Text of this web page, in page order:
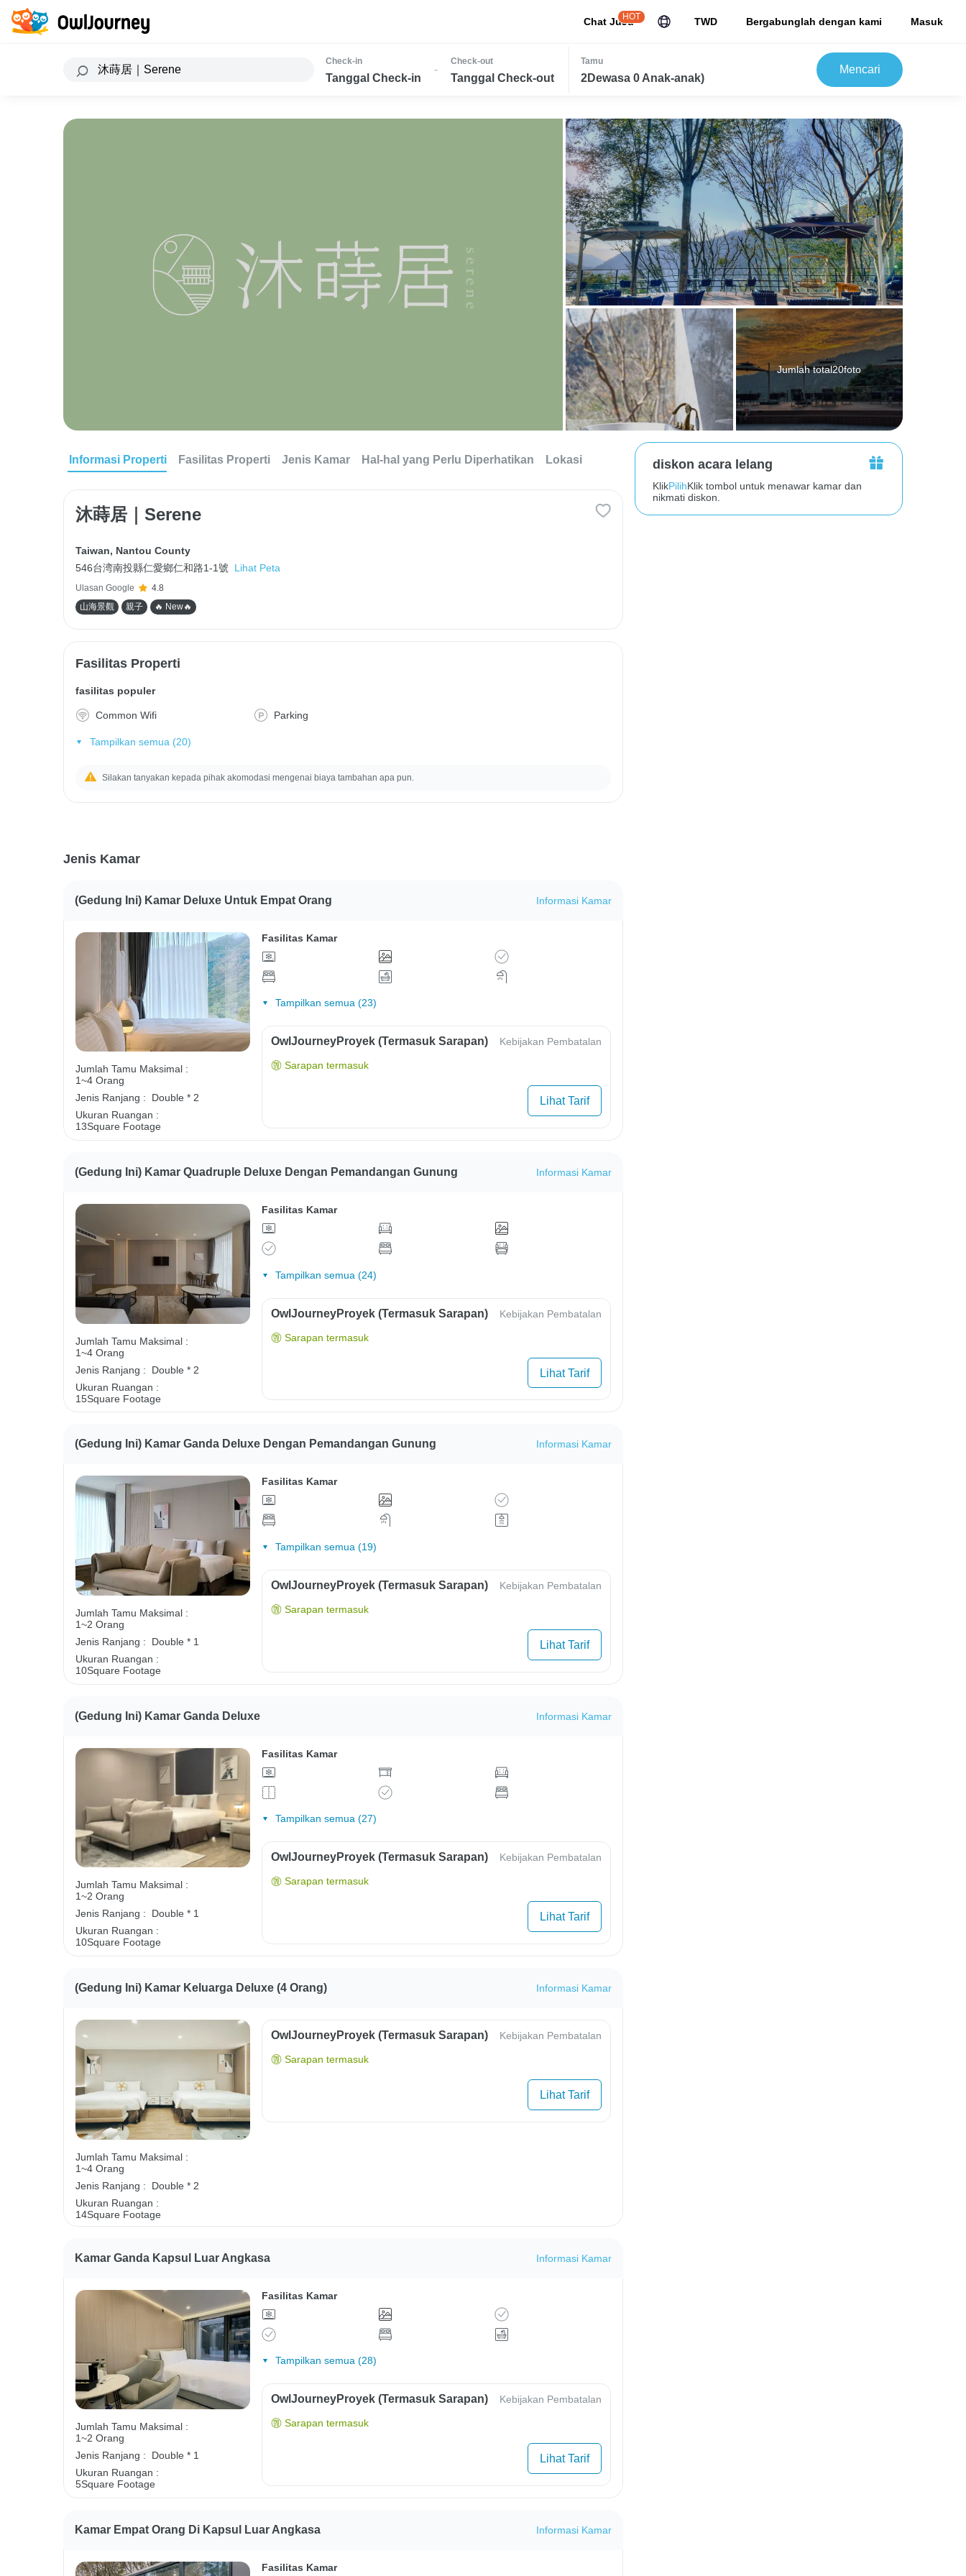
Chat JuJu
HOT TWD Bergabunglah dengan kami Masuk
Check-in
Tanggal Check-in
-
Check-out
Tanggal Check-out
Tamu
2Dewasa 0 Anak-anak)
Mencari
Jumlah total20foto
Informasi Properti Fasilitas Properti Jenis Kamar Hal-hal yang Perlu Diperhatikan Lokasi
沐蒔居｜Serene
Taiwan, Nantou County
546台湾南投縣仁愛鄉仁和路1-1號
Lihat Peta
Ulasan Google
4.8
山海景觀
親子 🔥 New🔥
Fasilitas Properti
fasilitas populer
Common Wifi Parking
Tampilkan semua (20)
Silakan tanyakan kepada pihak akomodasi mengenai biaya tambahan apa pun.
Jenis Kamar
(Gedung Ini) Kamar Deluxe Untuk Empat Orang Informasi Kamar
Jumlah Tamu Maksimal :
1~4 Orang
Jenis Ranjang :
Double * 2
Ukuran Ruangan :
13Square Footage
Fasilitas Kamar
Tampilkan semua (23)
OwlJourneyProyek (Termasuk Sarapan) Kebijakan Pembatalan
Sarapan termasuk
Lihat Tarif
(Gedung Ini) Kamar Quadruple Deluxe Dengan Pemandangan Gunung Informasi Kamar
Jumlah Tamu Maksimal :
1~4 Orang
Jenis Ranjang :
Double * 2
Ukuran Ruangan :
15Square Footage
Fasilitas Kamar
Tampilkan semua (24)
OwlJourneyProyek (Termasuk Sarapan) Kebijakan Pembatalan
Sarapan termasuk
Lihat Tarif
(Gedung Ini) Kamar Ganda Deluxe Dengan Pemandangan Gunung Informasi Kamar
Jumlah Tamu Maksimal :
1~2 Orang
Jenis Ranjang :
Double * 1
Ukuran Ruangan :
10Square Footage
Fasilitas Kamar
Tampilkan semua (19)
OwlJourneyProyek (Termasuk Sarapan) Kebijakan Pembatalan
Sarapan termasuk
Lihat Tarif
(Gedung Ini) Kamar Ganda Deluxe Informasi Kamar
Jumlah Tamu Maksimal :
1~2 Orang
Jenis Ranjang :
Double * 1
Ukuran Ruangan :
10Square Footage
Fasilitas Kamar
Tampilkan semua (27)
OwlJourneyProyek (Termasuk Sarapan) Kebijakan Pembatalan
Sarapan termasuk
Lihat Tarif
(Gedung Ini) Kamar Keluarga Deluxe (4 Orang) Informasi Kamar
Jumlah Tamu Maksimal :
1~4 Orang
Jenis Ranjang :
Double * 2
Ukuran Ruangan :
14Square Footage
OwlJourneyProyek (Termasuk Sarapan) Kebijakan Pembatalan
Sarapan termasuk
Lihat Tarif
Kamar Ganda Kapsul Luar Angkasa Informasi Kamar
Jumlah Tamu Maksimal :
1~2 Orang
Jenis Ranjang :
Double * 1
Ukuran Ruangan :
5Square Footage
Fasilitas Kamar
Tampilkan semua (28)
OwlJourneyProyek (Termasuk Sarapan) Kebijakan Pembatalan
Sarapan termasuk
Lihat Tarif
Kamar Empat Orang Di Kapsul Luar Angkasa Informasi Kamar
Fasilitas Kamar
diskon acara lelang
KlikPilihKlik tombol untuk menawar kamar dan
nikmati diskon.